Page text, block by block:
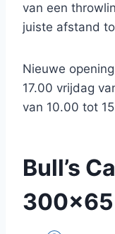
van een
juiste afstand
Nieuwe
17.00 vrijdag
van 10.00 tot
Bull’s